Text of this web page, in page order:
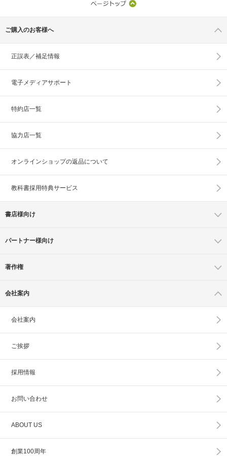
ご購入のお客様へ
正誤表／補足情報
電子メディアサポート
特約店一覧
協力店一覧
オンラインショップの返品について
教科書採用特典サービス
書店様向け
パートナー様向け
著作権
会社案内
会社案内
ご挨拶
採用情報
お問い合わせ
ABOUT US
創業100周年